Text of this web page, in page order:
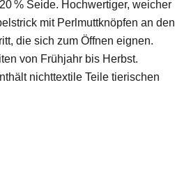
% Seide. Hochwertiger, weicher
mit Perlmuttknöpfen an den
die sich zum Öffnen eignen.
von Frühjahr bis Herbst.
nichttextile Teile tierischen